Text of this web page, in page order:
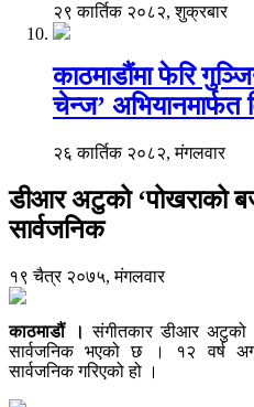
२९ कार्तिक २०८२, शुक्रबार
काठमाडौंमा फेरि
चेन्ज’ अभियानमार्फत
२६ कार्तिक २०८२, मंगलवार
डीआर अटुको ‘पोखराको
सार्वजनिक
१९ चैत्र २०७५, मंगलवार
काठमाडौं । संगीतकार डीआर अटुको
सार्वजनिक भएको छ । १२ वर्ष
सार्वजनिक गरिएको हो ।